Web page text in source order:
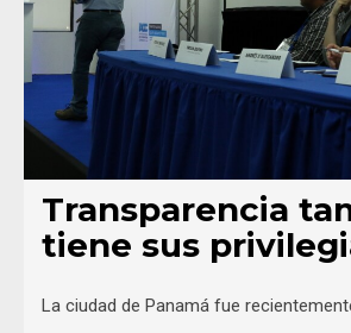
Transparencia
tiene sus
La ciudad de Panamá fue